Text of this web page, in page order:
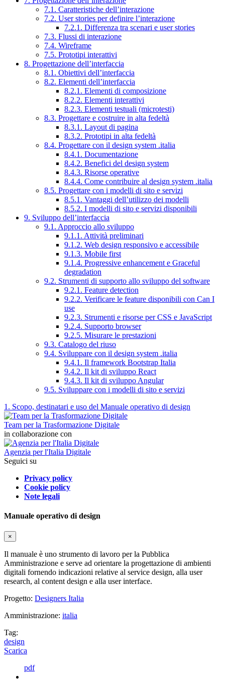
7.1. Caratteristiche dell’interazione
7.2. User stories per definire l’interazione
7.2.1. Differenza tra scenari e user stories
7.3. Flussi di interazione
7.4. Wireframe
7.5. Prototipi interattivi
8. Progettazione dell’interfaccia
8.1. Obiettivi dell’interfaccia
8.2. Elementi dell’interfaccia
8.2.1. Elementi di composizione
8.2.2. Elementi interattivi
8.2.3. Elementi testuali (microtesti)
8.3. Progettare e costruire in alta fedeltà
8.3.1. Layout di pagina
8.3.2. Prototipi in alta fedeltà
8.4. Progettare con il design system .italia
8.4.1. Documentazione
8.4.2. Benefici del design system
8.4.3. Risorse operative
8.4.4. Come contribuire al design system .italia
8.5. Progettare con i modelli di sito e servizi
8.5.1. Vantaggi dell’utilizzo dei modelli
8.5.2. I modelli di sito e servizi disponibili
9. Sviluppo dell’interfaccia
9.1. Approccio allo sviluppo
9.1.1. Attività preliminari
9.1.2. Web design responsivo e accessibile
9.1.3. Mobile first
9.1.4. Progressive enhancement e Graceful
degradation
9.2. Strumenti di supporto allo sviluppo del software
9.2.1. Feature detection
9.2.2. Verificare le feature disponibili con Can I
use
9.2.3. Strumenti e risorse per CSS e JavaScript
9.2.4. Supporto browser
9.2.5. Misurare le prestazioni
9.3. Catalogo del riuso
9.4. Sviluppare con il design system .italia
9.4.1. Il framework Bootstrap Italia
9.4.2. Il kit di sviluppo React
9.4.3. Il kit di sviluppo Angular
9.5. Sviluppare con i modelli di sito e servizi
1. Scopo, destinatari e uso del Manuale operativo di design
Team per la Trasformazione Digitale
in collaborazione con
Agenzia per l'Italia Digitale
Seguici su
Privacy policy
Cookie policy
Note legali
Manuale operativo di design
×
Il manuale è uno strumento di lavoro per la Pubblica
Amministrazione e serve ad orientare la progettazione di ambienti
digitali fornendo indicazioni relative al service design, alla user
research, al content design e alla user interface.
Progetto: Designers Italia
Amministrazione: italia
Tag:
design
Scarica
pdf